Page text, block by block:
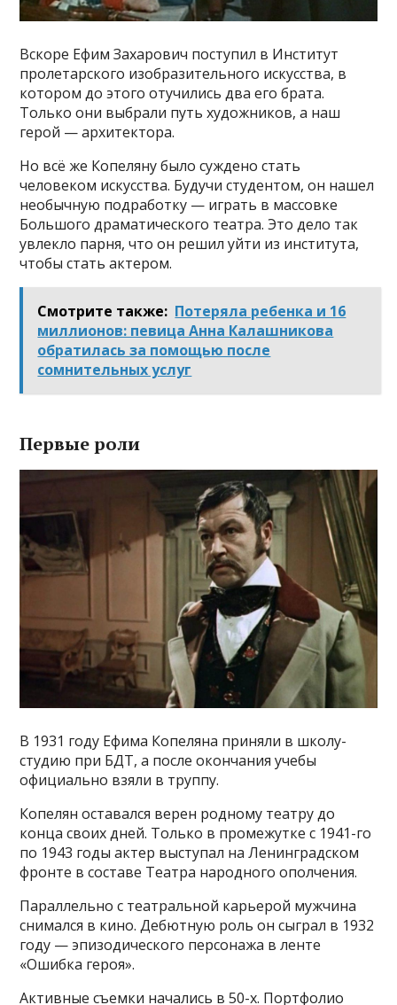
Вскоре Ефим Захарович поступил в Институт
пролетарского изобразительного искусства, в
котором до этого отучились два его брата.
Только они выбрали путь художников, а наш
герой — архитектора.
Но всё же Копеляну было суждено стать
человеком искусства. Будучи студентом, он нашел
необычную подработку — играть в массовке
Большого драматического театра. Это дело так
увлекло парня, что он решил уйти из института,
чтобы стать актером.
Смотрите также: Потеряла ребенка и 16
миллионов: певица Анна Калашникова
обратилась за помощью после
сомнительных услуг
Первые роли
В 1931 году Ефима Копеляна приняли в школу-
студию при БДТ, а после окончания учебы
официально взяли в труппу.
Копелян оставался верен родному театру до
конца своих дней. Только в промежутке с 1941-го
по 1943 годы актер выступал на Ленинградском
фронте в составе Театра народного ополчения.
Параллельно с театральной карьерой мужчина
снимался в кино. Дебютную роль он сыграл в 1932
году — эпизодического персонажа в ленте
«Ошибка героя».
Активные съемки начались в 50-х. Портфолио